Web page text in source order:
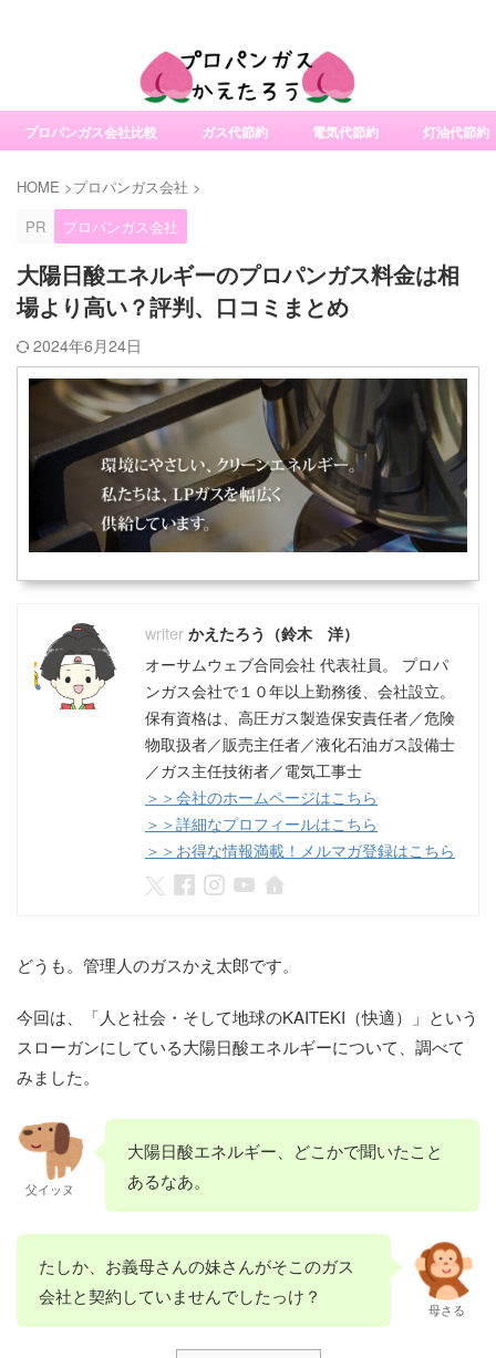
プロパンガス会社比較 ガス代節約 電気代節約 灯油代節約
HOME >プロパンガス会社 >
PR
プロパンガス会社
大陽日酸エネルギーのプロパンガス料金は相
場より高い？評判、口コミまとめ
2024年6月24日
かえたろう（鈴木 洋）
オーサムウェブ合同会社 代表社員。 プロパ
ンガス会社で１０年以上勤務後、会社設立。
保有資格は、高圧ガス製造保安責任者／危険
物取扱者／販売主任者／液化石油ガス設備士
／ガス主任技術者／電気工事士
＞＞会社のホームページはこちら
＞＞詳細なプロフィールはこちら
＞＞お得な情報満載！メルマガ登録はこちら
どうも。管理人のガスかえ太郎です。
今回は、「人と社会・そして地球のKAITEKI（快適）」という
スローガンにしている大陽日酸エネルギーについて、調べて
みました。
父イッヌ
大陽日酸エネルギー、どこかで聞いたこと
あるなあ。
たしか、お義母さんの妹さんがそこのガス
会社と契約していませんでしたっけ？
母さる